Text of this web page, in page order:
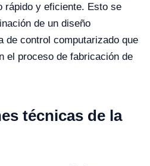
rápido y eficiente. Esto se
de un diseño
de control computarizado que
el proceso de fabricación de
técnicas de la